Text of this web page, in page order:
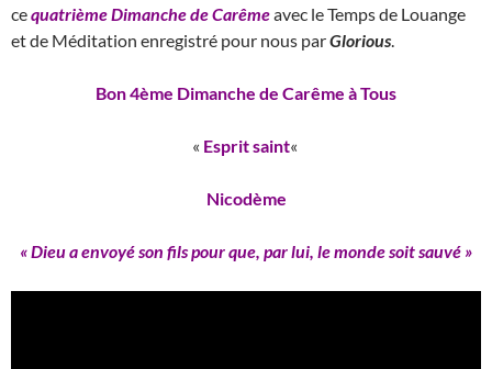
cequatrième Dimanche de Carêmeavec le Temps de Louange
et de Méditation enregistré pour nous parGlorious.
Bon 4ème Dimanche de Carême à Tous
« Esprit saint«
Nicodème
« Dieu a envoyé son fils pour que, par lui, le monde soit sauvé »